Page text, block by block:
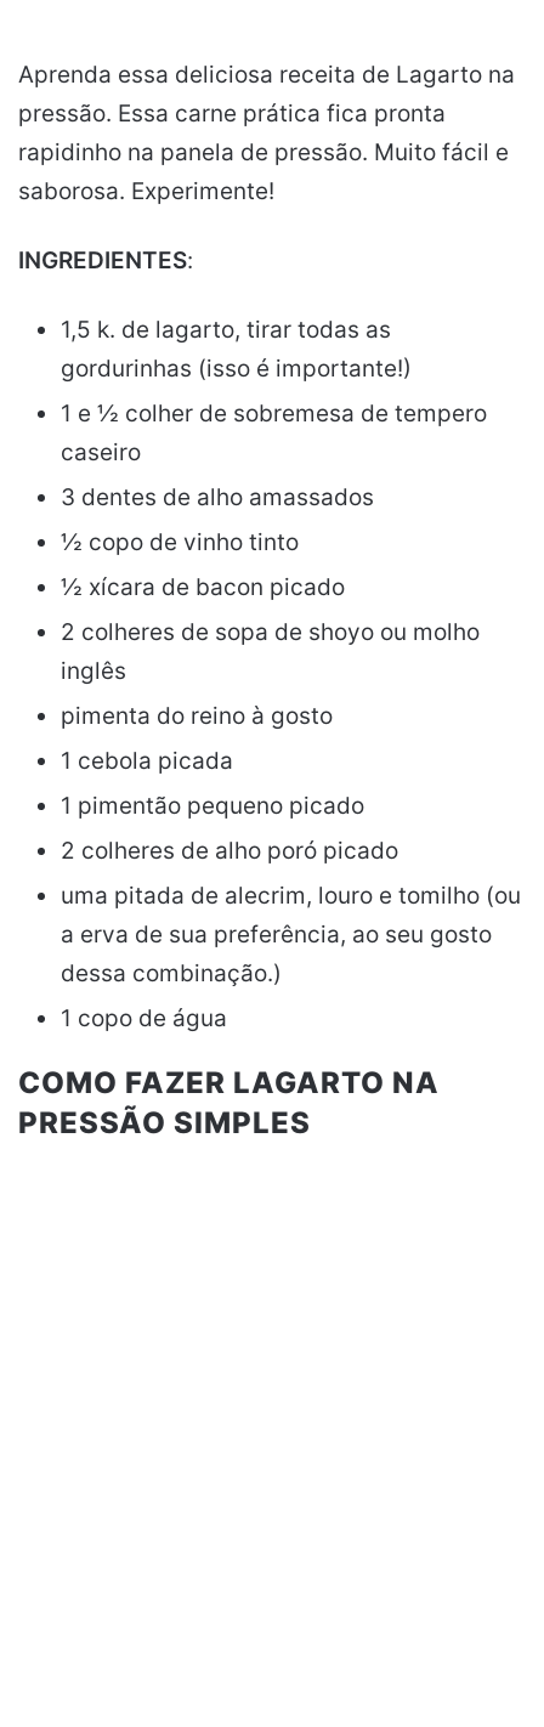
Aprenda essa deliciosa receita de Lagarto na
pressão. Essa carne prática fica pronta
rapidinho na panela de pressão. Muito fácil e
saborosa. Experimente!
INGREDIENTES:
1,5 k. de lagarto, tirar todas as
gordurinhas (isso é importante!)
1 e ½ colher de sobremesa de tempero
caseiro
3 dentes de alho amassados
½ copo de vinho tinto
½ xícara de bacon picado
2 colheres de sopa de shoyo ou molho
inglês
pimenta do reino à gosto
1 cebola picada
1 pimentão pequeno picado
2 colheres de alho poró picado
uma pitada de alecrim, louro e tomilho (ou
a erva de sua preferência, ao seu gosto
dessa combinação.)
1 copo de água
COMO FAZER LAGARTO NA
PRESSÃO SIMPLES